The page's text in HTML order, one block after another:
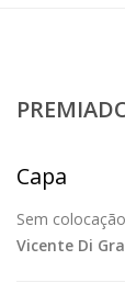
Capa
Sem
Vicente Di